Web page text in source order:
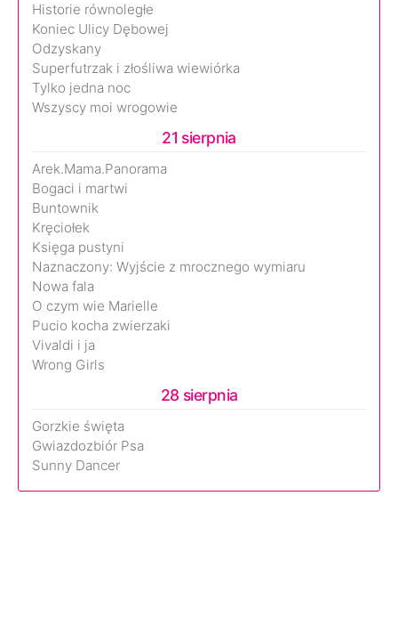
Historie równoległe
Koniec Ulicy Dębowej
Odzyskany
Superfutrzak i złośliwa wiewiórka
Tylko jedna noc
Wszyscy moi wrogowie
21 sierpnia
Arek.Mama.Panorama
Bogaci i martwi
Buntownik
Kręciołek
Księga pustyni
Naznaczony: Wyjście z mrocznego wymiaru
Nowa fala
O czym wie Marielle
Pucio kocha zwierzaki
Vivaldi i ja
Wrong Girls
28 sierpnia
Gorzkie święta
Gwiazdozbiór Psa
Sunny Dancer